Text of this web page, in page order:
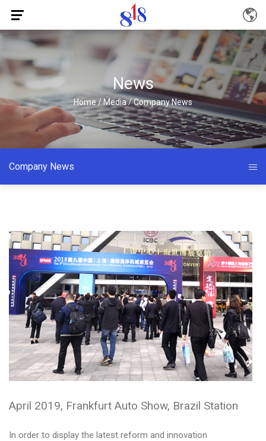
News
Home/Media/Company News
Company News
April 2019, Frankfurt Auto Show, Brazil Station
In order to display the latest reform and innovation